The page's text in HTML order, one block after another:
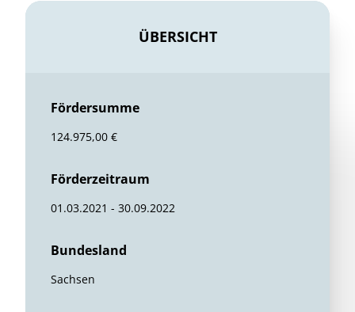
ÜBERSICHT
Fördersumme
124.975,00 €
Förderzeitraum
01.03.2021 - 30.09.2022
Bundesland
Sachsen